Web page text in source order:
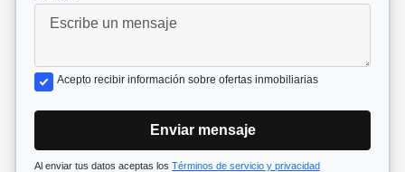
Acepto recibir información sobre ofertas inmobiliarias
Enviar mensaje
Al enviar tus datos aceptas los Términos de servicio y privacidad